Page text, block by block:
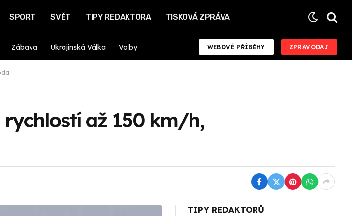
SPORT SVĚT TIPY REDAKTORA TISKOVÁ ZPRÁVA
Zábava Ukrajinská Válka Volby WEBOVÉ PŘÍBĚHY ZPRAVODAJ
rychlostí až 150 km/h,
TIPY REDAKTORŮ